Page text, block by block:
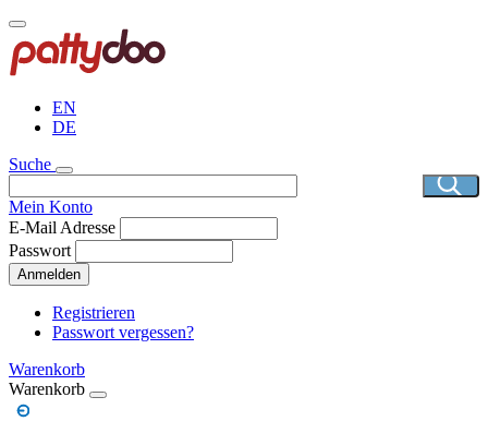
Direkt
zum
Inhalt
EN
DE
Suche
Mein Konto
E-Mail Adresse
Passwort
Anmelden
Registrieren
Passwort vergessen?
Warenkorb
Warenkorb